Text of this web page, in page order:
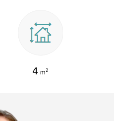
4 m 2